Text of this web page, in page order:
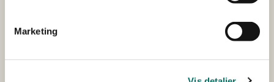
Marketing
Udfører/hovedansøger Teknologisk Institut